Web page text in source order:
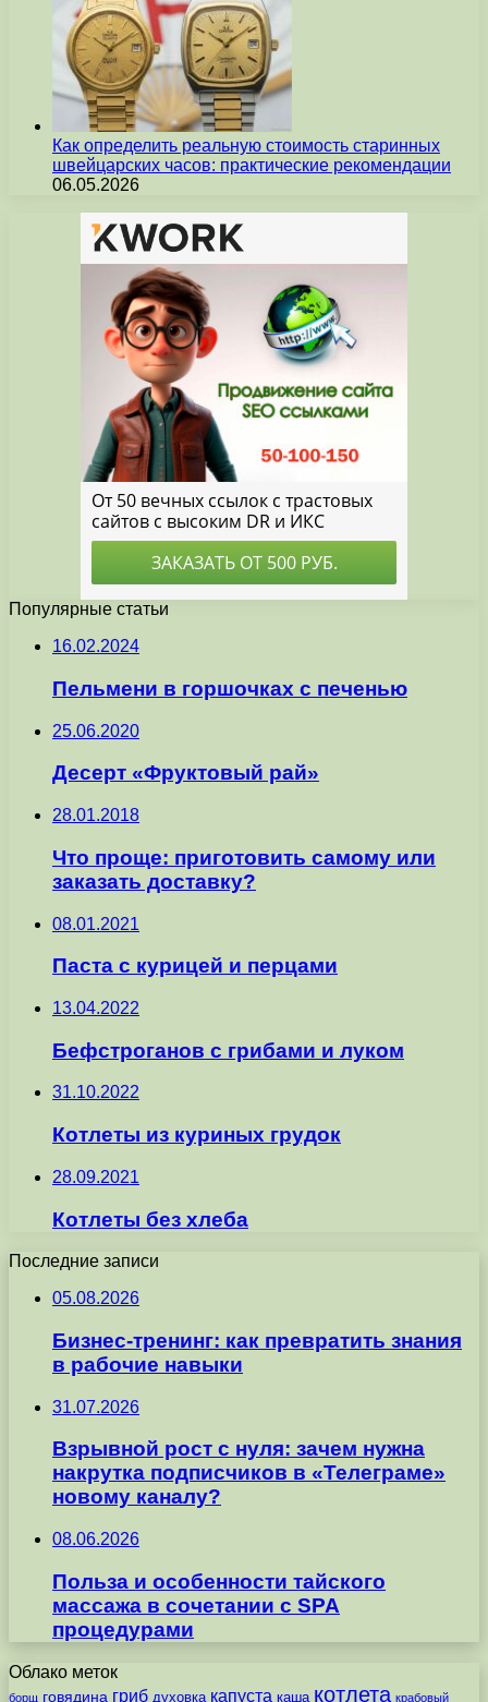
Как определить реальную стоимость старинных
швейцарских часов: практические рекомендации
06.05.2026
Популярные статьи
16.02.2024
Пельмени в горшочках с печенью
25.06.2020
Десерт «Фруктовый рай»
28.01.2018
Что проще: приготовить самому или
заказать доставку?
08.01.2021
Паста с курицей и перцами
13.04.2022
Бефстроганов с грибами и луком
31.10.2022
Котлеты из куриных грудок
28.09.2021
Котлеты без хлеба
Последние записи
05.08.2026
Бизнес-тренинг: как превратить знания
в рабочие навыки
31.07.2026
Взрывной рост с нуля: зачем нужна
накрутка подписчиков в «Телеграме»
новому каналу?
08.06.2026
Польза и особенности тайского
массажа в сочетании с SPA
процедурами
Облако меток
борщ говядина гриб духовка капуста каша котлета крабовый